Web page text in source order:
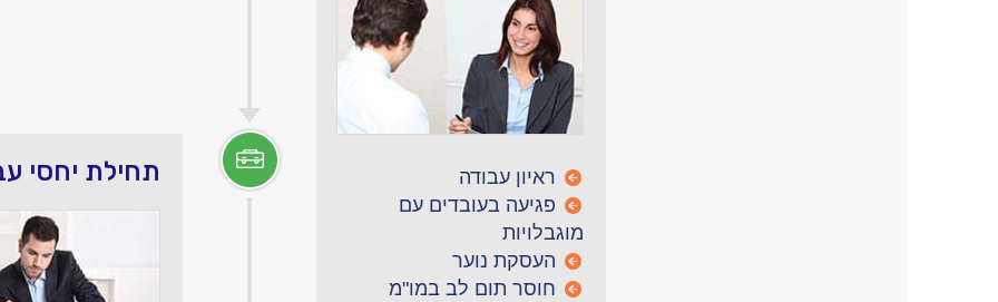
ראיון עבודה
פגיעה בעובדים עם
מוגבלויות
העסקת נוער
חוסר תום לב במו"מ
תחילת יחסי